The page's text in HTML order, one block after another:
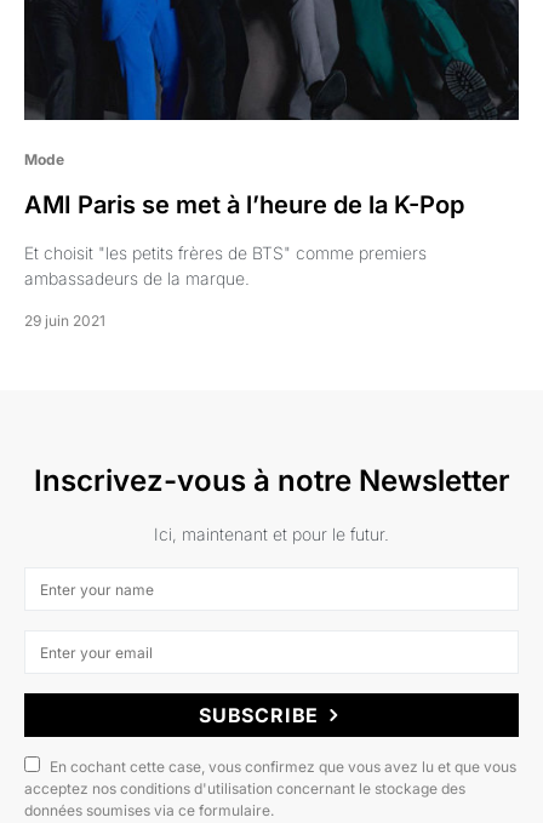
Mode
AMI Paris se met à l’heure de la K-Pop
Et choisit "les petits frères de BTS" comme premiers
ambassadeurs de la marque.
29 juin 2021
Inscrivez-vous à notre Newsletter
Ici, maintenant et pour le futur.
SUBSCRIBE
En cochant cette case, vous confirmez que vous avez lu et que vous
acceptez nos conditions d'utilisation concernant le stockage des
données soumises via ce formulaire.